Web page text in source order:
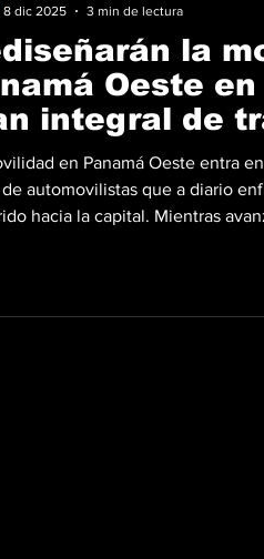
la
Oeste
integral de
en Panamá Oeste entra
automovilistas que a diario
hacia la capital. Mientras
del banco alemán KfW, abrió
a la fir
8 dic 2025
3 min de lectura